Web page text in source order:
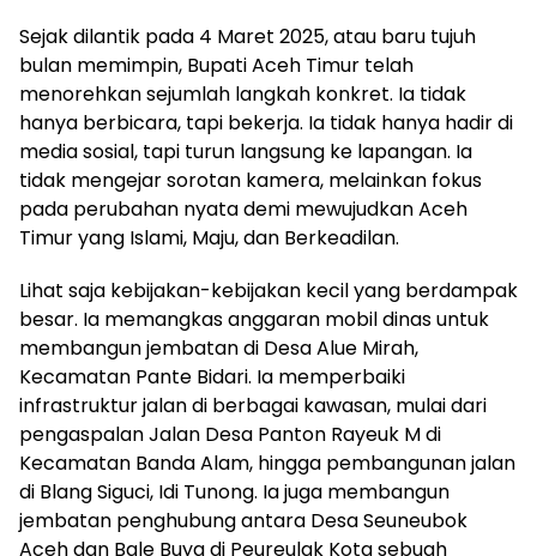
Sejak dilantik pada 4 Maret 2025, atau baru tujuh
bulan memimpin, Bupati Aceh Timur telah
menorehkan sejumlah langkah konkret. Ia tidak
hanya berbicara, tapi bekerja. Ia tidak hanya hadir di
media sosial, tapi turun langsung ke lapangan. Ia
tidak mengejar sorotan kamera, melainkan fokus
pada perubahan nyata demi mewujudkan Aceh
Timur yang Islami, Maju, dan Berkeadilan.
Lihat saja kebijakan-kebijakan kecil yang berdampak
besar. Ia memangkas anggaran mobil dinas untuk
membangun jembatan di Desa Alue Mirah,
Kecamatan Pante Bidari. Ia memperbaiki
infrastruktur jalan di berbagai kawasan, mulai dari
pengaspalan Jalan Desa Panton Rayeuk M di
Kecamatan Banda Alam, hingga pembangunan jalan
di Blang Siguci, Idi Tunong. Ia juga membangun
jembatan penghubung antara Desa Seuneubok
Aceh dan Bale Buya di Peureulak Kota sebuah